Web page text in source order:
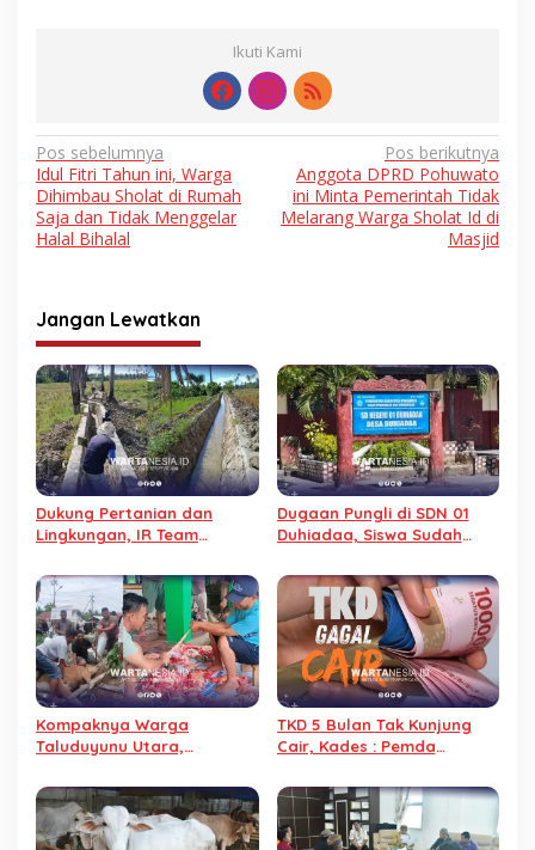
Ikuti Kami
Navigasi
pos
Pos sebelumnya
Idul Fitri Tahun ini, Warga
Dihimbau Sholat di Rumah
Saja dan Tidak Menggelar
Halal Bihalal
Pos berikutnya
Anggota DPRD Pohuwato
ini Minta Pemerintah Tidak
Melarang Warga Sholat Id di
Masjid
Jangan Lewatkan
Dukung Pertanian dan
Lingkungan, IR Team
Swadaya
Dugaan Pungli di SDN 01
Duhiadaa, Siswa Sudah
Kunjung Diterima
Kompaknya Warga
Taluduyunu Utara,
Iduladha 2026
TKD 5 Bulan Tak Kunjung
Cair, Kades : Pemda